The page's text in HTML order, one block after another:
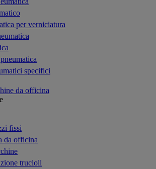
per verniciatura
specifici
da officina
fissi
da officina
trucioli